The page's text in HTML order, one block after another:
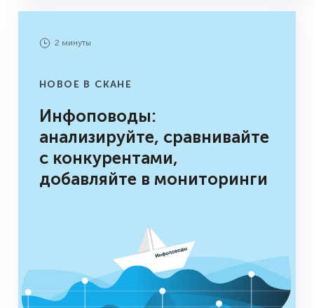
2 минуты
НОВОЕ В СКАНЕ
Инфоповоды:
анализируйте, сравнивайте
с конкурентами,
добавляйте в мониторинги